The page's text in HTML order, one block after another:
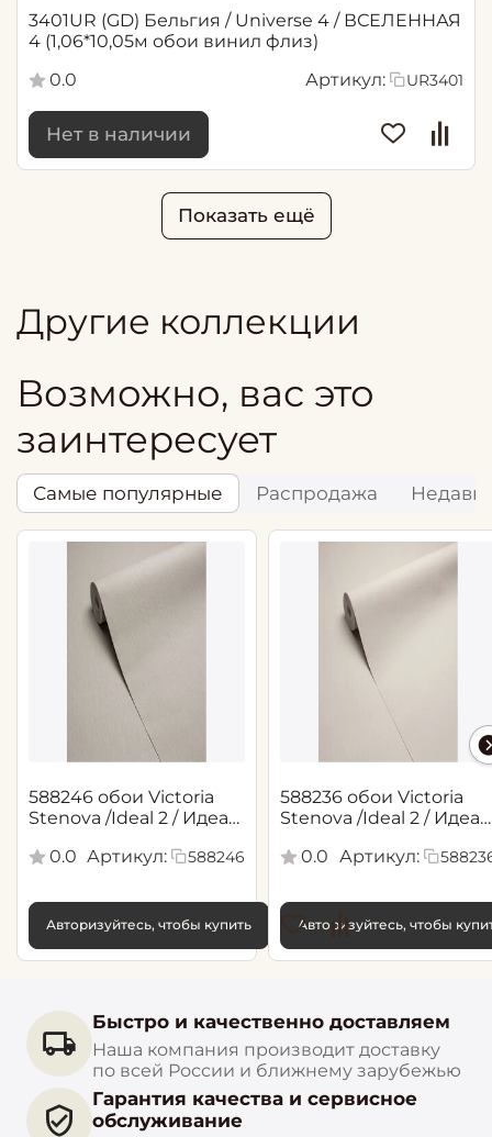
3401UR (GD) Бельгия / Universe 4 / ВСЕЛЕННАЯ
4 (1,06*10,05м обои винил флиз)
0.0
Артикул: UR3401
Нет в наличии
Показать ещё
Другие коллекции
Возможно, вас это
заинтересует
Самые популярные Распродажа
588246 обои Victoria
Stenova /Ideal 2 / Идеал
0.0 Артикул: 588246
Авторизуйтесь, чтобы купить
588236 обои Victoria
Stenova /Ideal 2 / Идеал
0.0
Артикул:
Авторизуйтесь, чтобы
Быстро и качественно доставляем
Наша компания производит доставку
по всей России и ближнему зарубежью
Гарантия качества и сервисное
обслуживание